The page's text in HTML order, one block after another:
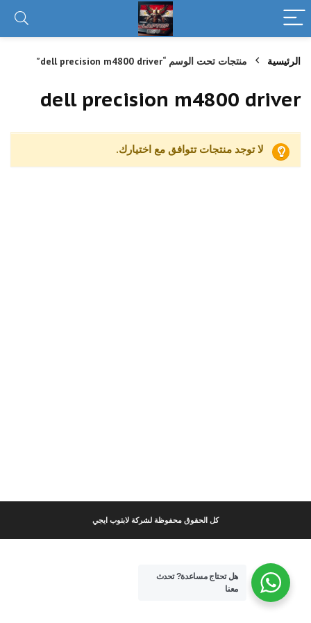
الرئيسية منتجات تحت الوسم “dell precision m4800 driver”
dell precision m4800 driver
لا توجد منتجات تتوافق مع اختيارك.
كل الحقوق محفوظة لشركة لابتوب ايجي
هل تحتاج مساعدة?تحدث
معنا